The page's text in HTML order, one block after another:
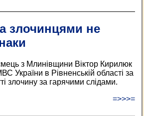
злочинцями не
з Млинівщини Віктор Кирилюк
України в Рівненській області за
злочину за гарячими слідами.
=>>>=